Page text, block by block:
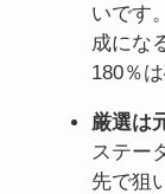
いです
成にな
180％
厳選は
ステー
先で狙